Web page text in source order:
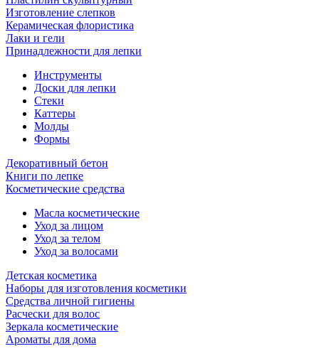
Изготовление слепков
Керамическая флористика
Лаки и гели
Принадлежности для лепки
Инструменты
Доски для лепки
Стеки
Каттеры
Молды
Формы
Декоративный бетон
Книги по лепке
Косметические средства
Масла косметические
Уход за лицом
Уход за телом
Уход за волосами
Детская косметика
Наборы для изготовления косметики
Средства личной гигиены
Расчески для волос
Зеркала косметические
Ароматы для дома